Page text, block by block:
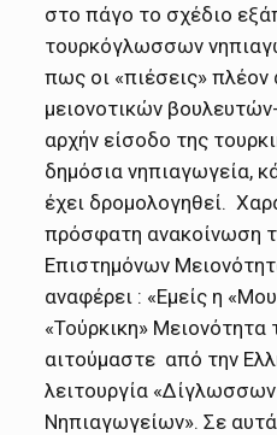
στο πάγο το σχέδιο
τουρκόγλωσσων
πως οι «πιέσεις»
μειονοτικών
αρχήν είσοδο της
δημόσια νηπιαγωγεία,
έχει δρομολογηθεί.
πρόσφατη ανακοίνωση
Επιστημόνων
αναφέρει : «Εμείς η
«Τούρκικη» Μειονότητα
αιτούμαστε από την
λειτουργία
Νηπιαγωγείων». Σε